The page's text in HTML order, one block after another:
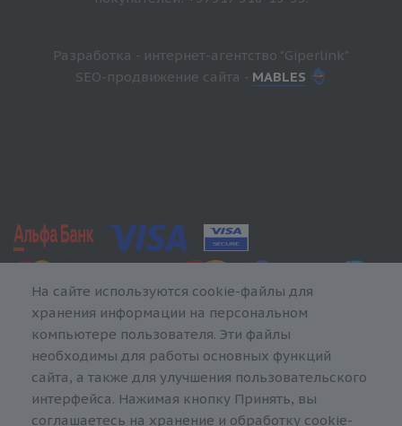
Разработка - интернет-агентство "Giperlink"
SEO-продвижение сайта - MABLES
На сайте используются cookie-файлы для
хранения информации на персональном
компьютере пользователя. Эти файлы
необходимы для работы основных функций
сайта, а также для улучшения пользовательского
интерфейса. Нажимая кнопку Принять, вы
соглашаетесь на хранение и обработку cookie-